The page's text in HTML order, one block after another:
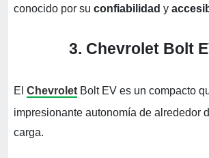
conocido por su confiabilidad y
3. Chevrolet Bolt
El Chevrolet Bolt EV es un compacto
impresionante autonomía de alrededor
carga.